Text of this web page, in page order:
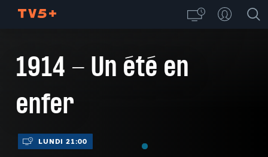
1914 - Un été en
enfer
LUNDI 21:00